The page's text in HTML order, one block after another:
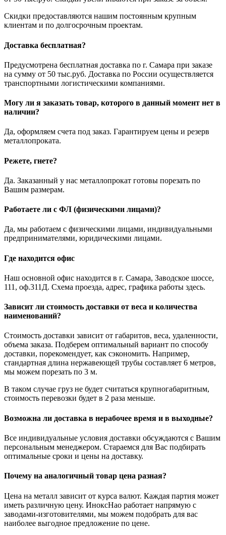
Скидки предоставляются нашим постоянным крупным
клиентам и по долгосрочным проектам.
Доставка бесплатная?
Предусмотрена бесплатная доставка по г. Самара при заказе
на сумму от 50 тыс.руб. Доставка по России осуществляется
транспортными логистическими компаниями.
Могу ли я заказать товар, которого в данный момент нет в
наличии?
Да, оформляем счета под заказ. Гарантируем цены и резерв
металлопроката.
Режете, гнете?
Да. Заказанный у нас металлопрокат готовы порезать по
Вашим размерам.
Работаете ли с ФЛ (физическими лицами)?
Да, мы работаем с физическими лицами, индивидуальными
предпринимателями, юридическими лицами.
Где находится офис
Наш основной офис находится в г. Самара, Заводское шоссе,
111, оф.311Д. Схема проезда, адрес, графика работы здесь.
Зависит ли стоимость доставки от веса и количества
наименований?
Стоимость доставки зависит от габаритов, веса, удаленности,
объема заказа. Подберем оптимальный вариант по способу
доставки, порекомендует, как сэкономить. Например,
стандартная длина нержавеющей трубы составляет 6 метров,
мы можем порезать по 3 м.
В таком случае груз не будет считаться крупногабаритным,
стоимость перевозки будет в 2 раза меньше.
Возможна ли доставка в нерабочее время и в выходные?
Все индивидуальные условия доставки обсуждаются с Вашим
персональным менеджером. Стараемся для Вас подбирать
оптимальные сроки и цены на доставку.
Почему на аналогичный товар цена разная?
Цена на металл зависит от курса валют. Каждая партия может
иметь различную цену. ИноксНао работает напрямую с
заводами-изготовителями, мы можем подобрать для вас
наиболее выгодное предложение по цене.